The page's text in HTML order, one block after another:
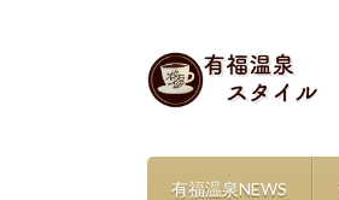
有福温泉NEWS